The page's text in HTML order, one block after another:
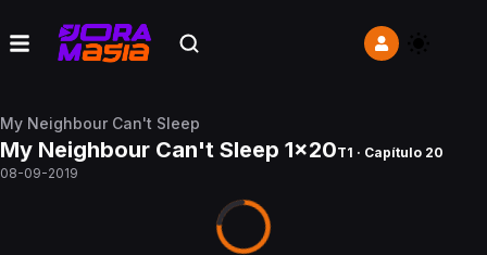
My Neighbour Can't Sleep
My Neighbour Can't Sleep 1x20T1 · Capítulo 20
08-09-2019